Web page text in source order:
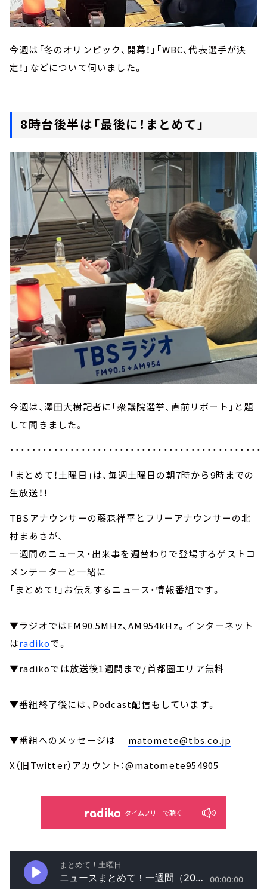
今週は「冬のオリンピック、開幕！」「WBC、代表選手が決
定！」などについて伺いました。
8時台後半は「最後に！まとめて」
今週は、澤田大樹記者に「衆議院選挙、直前リポート」と題
して聞きました。
・・・・・・・・・・・・・・・・・・・・・・・・・・・・・・・・・・・・・・・・・・・・・・
「まとめて！土曜日」は、毎週土曜日の朝7時から9時までの
生放送！！
TBSアナウンサーの藤森祥平とフリーアナウンサーの北
村まあさが、
一週間のニュース・出来事を週替わりで登場するゲストコ
メンテーターと一緒に
「まとめて！」お伝えするニュース・情報番組です。
▼ラジオではFM90.5MHz、AM954kHz。インターネット
はradikoで。
▼radikoでは放送後1週間まで/首都圏エリア無料
▼番組終了後には、Podcast配信もしています。
▼番組へのメッセージは matomete@tbs.co.jp
X（旧Twitter）アカウント：@matomete954905
タイムフリーで聴く